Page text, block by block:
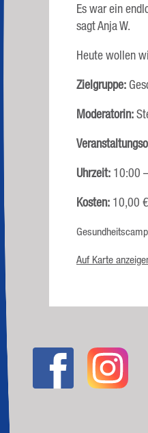
Es war ein
sagt Anja W.
Heute wollen
Zielgruppe:
Moderatorin:
Uhrzeit: 10:00
Kosten: 10,00
Auf Karte